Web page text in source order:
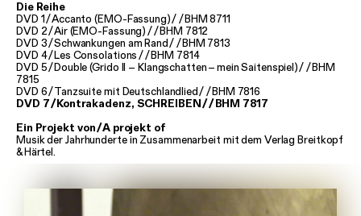
Die Reihe
DVD 1 /Accanto (EMO-Fassung)/ / BHM 8711
DVD 2/Air (EMO-Fassung) // BHM 7812
DVD 3/Schwankungen am Rand / / BHM 7813
DVD 4/ Les Consolations // BHM 7814
DVD 5/ Double (Grido II – Klangschatten – mein Saitenspiel)/ / BHM
7815
DVD 6/Tanzsuite mit Deutschlandlied / / BHM 7816
DVD 7/ Kontrakadenz, SCHREIBEN // BHM 7817
Ein Projekt von/A projekt of
Musik der Jahrhunderte in Zusammenarbeit mit dem Verlag Breitkopf
& Härtel.